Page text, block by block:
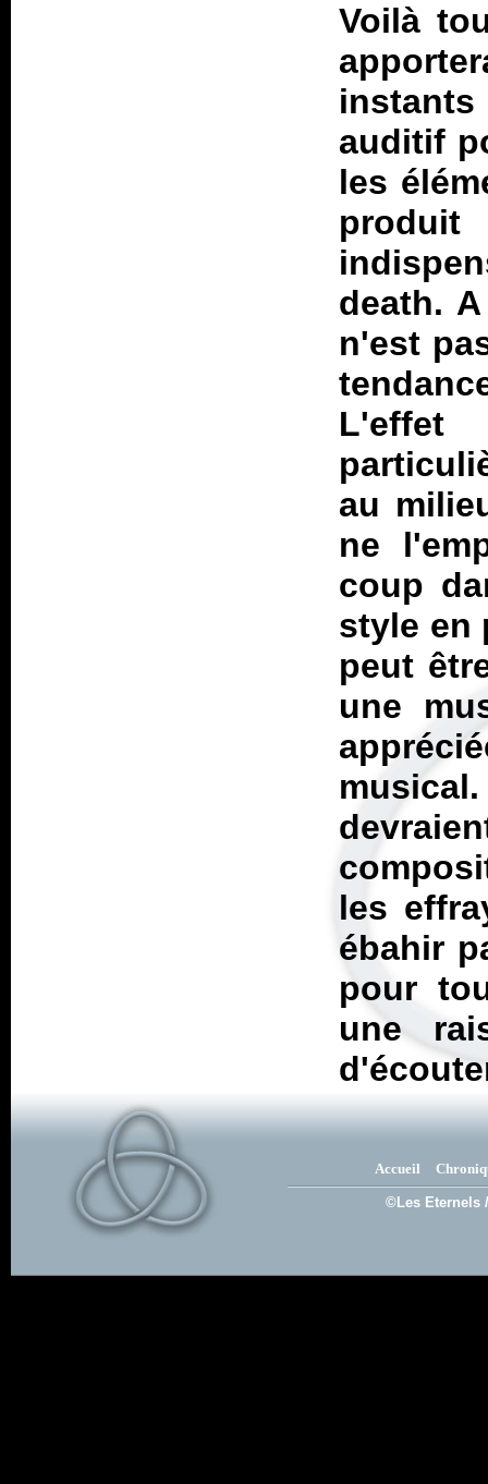
Voilà
instants
auditif
les
death.
n'est
au
ne
coup
style en
peut
une
les
ébahir
pour
une
Accueil
©Les Eternels